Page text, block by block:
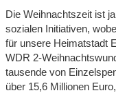
Die Weihnachtszeit ist
sozialen Initiativen,
für unsere Heimatstadt
WDR 2-
tausende von
über 15,6 Millionen